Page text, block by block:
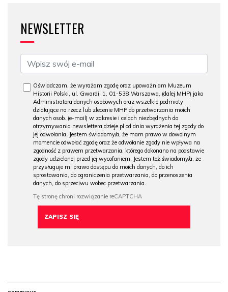
NEWSLETTER
Oświadczam, że wyrażam zgodę oraz upoważniam Muzeum
Historii Polski, ul. Gwardii 1, 01-538 Warszawa, (dalej MHP) jako
Administratora danych osobowych oraz wszelkie podmioty
działające na rzecz lub zlecenie MHP do przetwarzania moich
danych osob. (e-mail) w zakresie i celach niezbędnych do
otrzymywania newslettera dzieje.pl od dnia wyrażenia tej zgody do
jej odwołania. Jestem świadomy/a, że mam prawo w dowolnym
momencie odwołać zgodę oraz że odwołanie zgody nie wpływa na
zgodność z prawem przetwarzania, którego dokonano na podstawie
zgody udzielonej przed jej wycofaniem. Jestem też świadomy/a, że
przysługuje mi prawo dostępu do moich danych, do ich
sprostowania, do ograniczenia przetwarzania, do przenoszenia
danych, do sprzeciwu wobec przetwarzania.